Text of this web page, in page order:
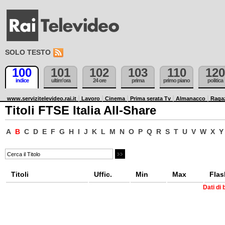
SOLO TESTO
100
indice
101
ultim'ora
102
24 ore
103
prima
110
primo piano
120
politica
www.servizitelevideo.rai.it Lavoro Cinema Prima serata Tv Almanacco
Titoli FTSE Italia All-Share
A B C D E F G H I J K L M N O P Q R S T U V W X Y
Titoli Uffic. Min Max
Dati di